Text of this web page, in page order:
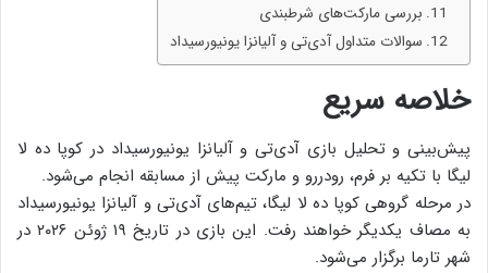
بررسی مارکت‌های شرطبندی
سوالات متداول آ‌دی‌تی و آلیانزا یونیورسیداد
خلاصه سریع
پیش‌بینی و تحلیل بازی آ‌دی‌تی و آلیانزا یونیورسیداد در کوپا ده لا
لیگا با تکیه بر فرم، رودررو و مارکت پیش از مسابقه انجام می‌شود.
در مرحله گروهی کوپا ده لا لیگا، تیم‌های آ‌دی‌تی و آلیانزا یونیورسیداد
به مصاف یکدیگر خواهند رفت. این بازی در تاریخ ۱۹ ژوئن ۲۰۲۶
در
شهر تارما برگزار می‌شود.